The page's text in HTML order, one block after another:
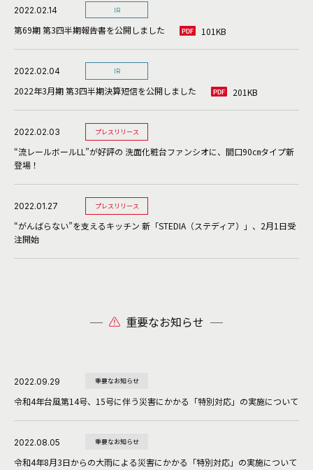
2022.02.14 IR
第69期 第3四半期報告書を公開しました 101KB
2022.02.04 IR
2022年3月期 第3四半期決算短信を公開しました 201KB
2022.02.03 プレスリリース
“流レールボールLL”が好評の 洗面化粧台ファンシオに、間口90㎝タイプ新
登場！
2022.01.27 プレスリリース
“がんばらない”を支えるキッチン 新「STEDIA（ステディア）」、2月1日受
注開始
重要なお知らせ
2022.09.29 重要なお知らせ
令和4年台風第14号、15号に伴う災害にかかる「特別対応」の実施について
2022.08.05 重要なお知らせ
令和4年8月3日からの大雨による災害にかかる「特別対応」の実施について